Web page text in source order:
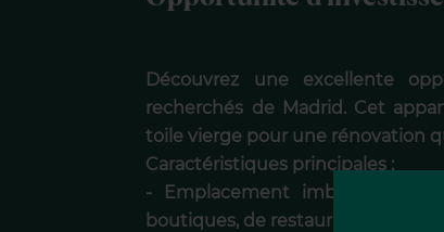
Découvrez une excellente
recherchés de Madrid. Cet
toile vierge pour une rénovation
Caractéristiques principales :
- Emplacement imbattable :
boutiques, de restaurants et très